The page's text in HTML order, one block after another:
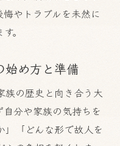
やトラブルを未然に
。
始め方と準備
族の歴史と向き合う大
分や家族の気持ちを
」「どんな形で故人を